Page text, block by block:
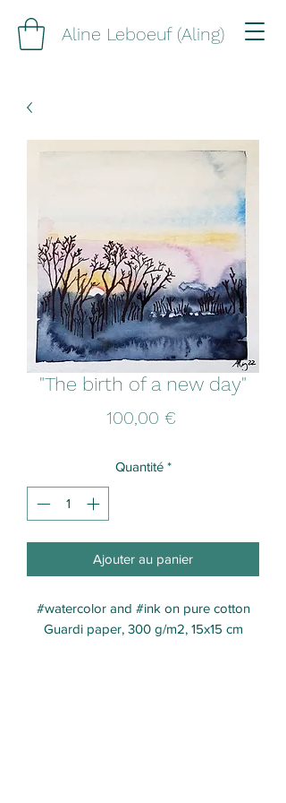
Aline Leboeuf (Aling)
"The birth of a new day"
100,00 €Prix
Quantité *
Ajouter au panier
#watercolor and #ink on pure cotton
Guardi paper, 300 g/m2, 15x15 cm